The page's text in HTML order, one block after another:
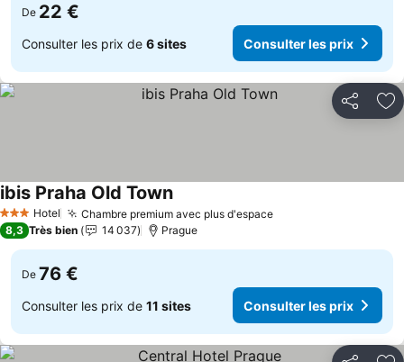
De 22 €
Consulter les prix de 6 sites Consulter les prix
Partager
3 ÉtoilesHotel Chambre premium avec plus d'espaceConsulter les prix
ibis Praha Old TownConsulter les prix
8,3 Très bien 14 037 Prague
De 76 €
Consulter les prix de 11 sites Consulter les prix